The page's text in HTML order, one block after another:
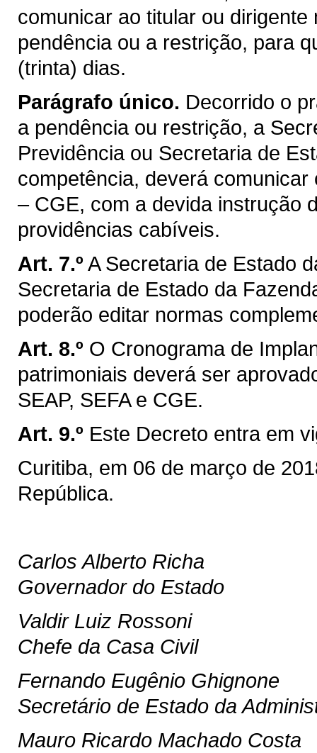
comunicar ao titular ou
pendência ou a restrição, para
(trinta) dias.
Parágrafo único. Decorrido o
a pendência ou restrição, a
Previdência ou Secretaria de
competência, deverá
– CGE, com a devida instrução
providências cabíveis.
Art. 7.º A Secretaria de Estado
Secretaria de Estado da
poderão editar normas
Art. 8.º O Cronograma de
patrimoniais deverá ser
SEAP, SEFA e CGE.
Art. 9.º Este Decreto entra em
Curitiba, em 06 de março de
República.
Carlos Alberto Richa
Governador do Estado
Valdir Luiz Rossoni
Chefe da Casa Civil
Fernando Eugênio Ghignone
Secretário de Estado da
Mauro Ricardo Machado Costa